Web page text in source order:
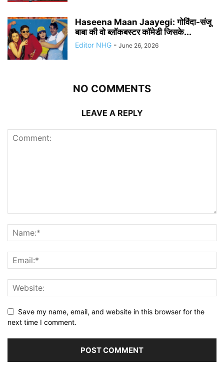
Haseena Maan Jaayegi: गोविंदा-संजू
बाबा की वो ब्लॉकबस्टर कॉमेडी जिसके...
Editor NHG - June 26, 2026
NO COMMENTS
LEAVE A REPLY
Save my name, email, and website in this browser for the
next time I comment.